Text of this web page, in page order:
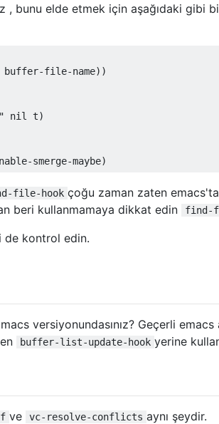
bunu elde etmek için aşağıdaki gibi
buffer-file-name))
nil t)
smerge-maybe)
file-hook çoğu zaman zaten emacs'ta
beri kullanmamaya dikkat edin
find-
de kontrol edin.
versiyonundasınız? Geçerli emacs
buffer-list-update-hook yerine
ve vc-resolve-conflicts aynı şeydir.